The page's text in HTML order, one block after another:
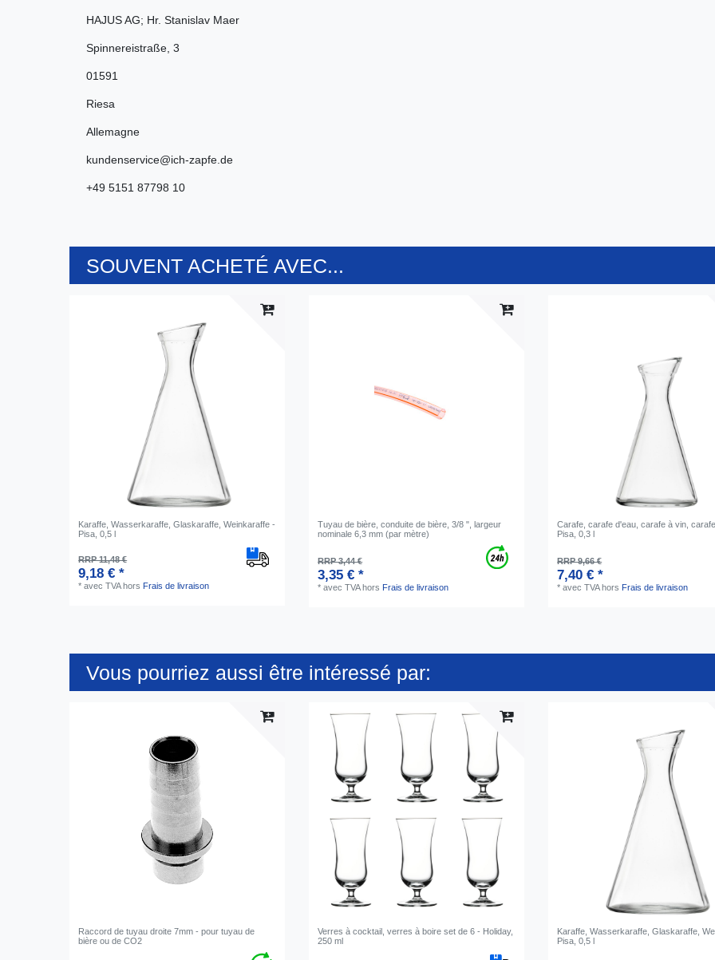
HAJUS AG; Hr. Stanislav Maer
Spinnereistraße 3
01591
Riesa
Allemagne
kundenservice@ich-zapfe.de
+49 5151 87798 10
SOUVENT ACHETÉ AVEC...
Karaffe, Wasserkaraffe, Glaskaraffe, Weinkaraffe -
Pisa, 0,5 l
RRP 11,48 €
9,18 € *
*avec TVAhors Frais de livraison
Tuyau de bière, conduite de bière, 3/8 ", largeur
nominale 6,3 mm (par mètre)
RRP 3,44 €
3,35 € *
*avec TVAhors Frais de livraison
Carafe, carafe d'eau, carafe à vin,
Pisa, 0,3 l
RRP 9,66 €
7,40 € *
*avec TVAhors Frais de livraison
Vous pourriez aussi être intéressé par:
Raccord de tuyau droite 7mm - pour tuyau de
bière ou de CO2
Verres à cocktail, verres à boire set de 6 - Holiday,
250 ml
Karaffe, Wasserkaraffe, Glaskaraffe,
Pisa, 0,5 l